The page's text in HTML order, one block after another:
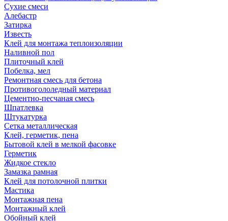
Сухие смеси
Алебастр
Затирка
Известь
Клей для монтажа теплоизоляции
Наливной пол
Плиточный клей
Побелка, мел
Ремонтная смесь для бетона
Противогололедный материал
Цементно-песчаная смесь
Шпатлевка
Штукатурка
Сетка металлическая
Клей, герметик, пена
Бытовой клей в мелкой фасовке
Герметик
Жидкое стекло
Замазка рамная
Клей для потолочной плитки
Мастика
Монтажная пена
Монтажный клей
Обойный клей